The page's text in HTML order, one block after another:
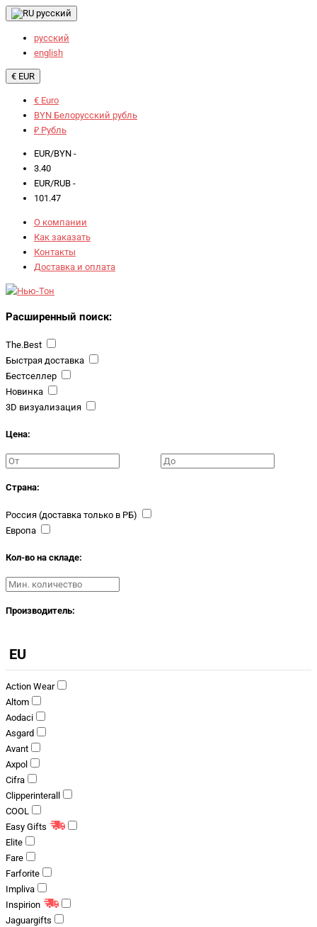
русский
русский
english
€ EUR
€ Euro
BYN Белорусский рубль
₽ Рубль
EUR/BYN -
3.40
EUR/RUB -
101.47
О компании
Как заказать
Контакты
Доставка и оплата
Расширенный поиск:
The.Best
Быстрая доставка
Бестселлер
Новинка
3D визуализация
Цена:
Страна:
Россия (доставка только в РБ)
Европа
Кол-во на складе:
Производитель:
EU
Action Wear
Altom
Aodaci
Asgard
Avant
Axpol
Cifra
Clipperinterall
COOL
Easy Gifts
Elite
Fare
Farforite
Impliva
Inspirion
Jaguargifts